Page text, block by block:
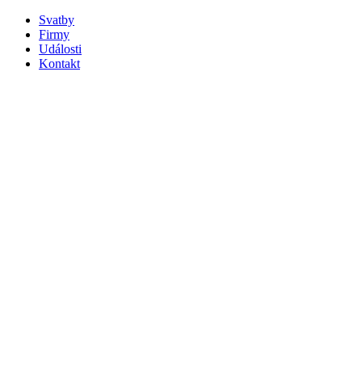
Svatby
Firmy
Události
Kontakt